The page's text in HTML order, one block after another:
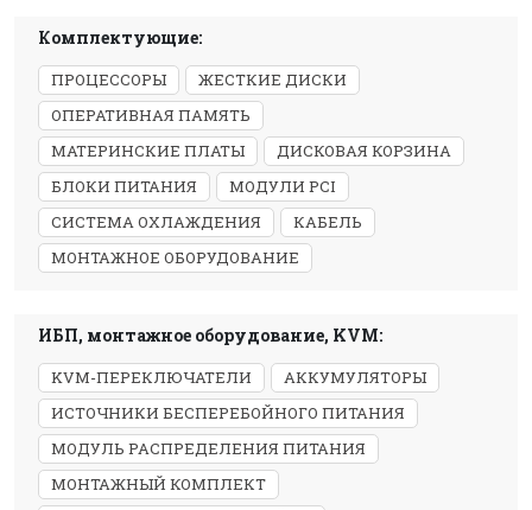
Комплектующие:
ПРОЦЕССОРЫ
ЖЕСТКИЕ ДИСКИ
ОПЕРАТИВНАЯ ПАМЯТЬ
МАТЕРИНСКИЕ ПЛАТЫ
ДИСКОВАЯ КОРЗИНА
БЛОКИ ПИТАНИЯ
МОДУЛИ PCI
СИСТЕМА ОХЛАЖДЕНИЯ
КАБЕЛЬ
МОНТАЖНОЕ ОБОРУДОВАНИЕ
ИБП, монтажное оборудование, KVM:
KVM-ПЕРЕКЛЮЧАТЕЛИ
АККУМУЛЯТОРЫ
ИСТОЧНИКИ БЕСПЕРЕБОЙНОГО ПИТАНИЯ
МОДУЛЬ РАСПРЕДЕЛЕНИЯ ПИТАНИЯ
МОНТАЖНЫЙ КОМПЛЕКТ